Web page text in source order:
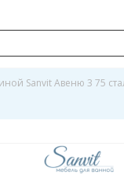
Sanvit Авеню 3 75